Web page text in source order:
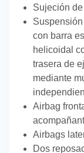
Sujeción
con barra
helicoidal
trasera de
mediante
Airbag
Airbags
Dos